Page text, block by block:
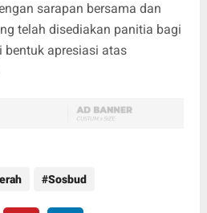
sarapan bersama dan
telah disediakan panitia bagi
bentuk apresiasi atas
Sosbud